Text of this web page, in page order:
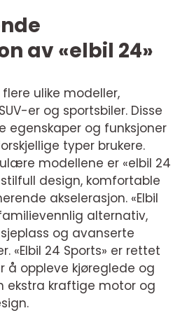
av «elbil 24»
flere ulike modeller,
er og sportsbiler. Disse
egenskaper og funksjoner
typer brukere.
modellene er «elbil 24
design, komfortable
akselerasjon. «Elbil
alternativ,
og avanserte
«Elbil 24 Sports» er rettet
å oppleve kjøreglede og
ekstra kraftige motor og